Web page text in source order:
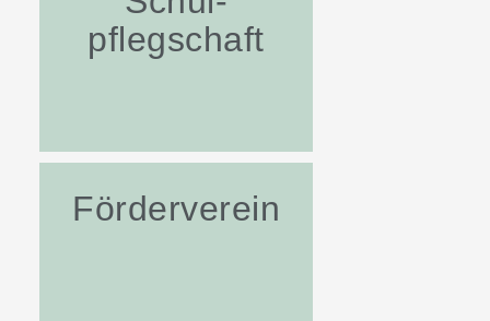
pflegschaft
Förderverein